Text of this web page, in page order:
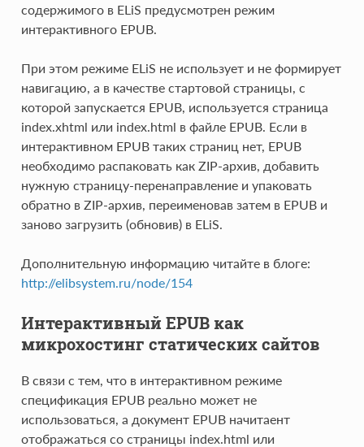
содержимого в ELiS предусмотрен режим
интерактивного EPUB.
При этом режиме ELiS не использует и не формирует
навигацию, а в качестве стартовой страницы, с
которой запускается EPUB, используется страница
index.xhtml или index.html в файле EPUB. Если в
интерактивном EPUB таких страниц нет, EPUB
необходимо распаковать как ZIP-архив, добавить
нужную страницу-перенаправление и упаковать
обратно в ZIP-архив, переименовав затем в EPUB и
заново загрузить (обновив) в ELiS.
Дополнительную информацию читайте в блоге:
http://elibsystem.ru/node/154
Интерактивный EPUB как
микрохостинг статических сайтов
В связи с тем, что в интерактивном режиме
спецификация EPUB реально может не
использоваться, а документ EPUB начитаент
отображаться со страницы index.html или